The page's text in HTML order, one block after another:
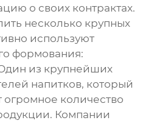
о своих контрактах.
несколько крупных
используют
формования:
из крупнейших
напитков, который
огромное количество
Компании